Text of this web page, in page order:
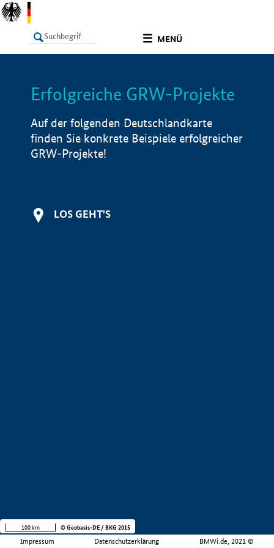
MENÜ
LISTE Info
Erfolgreiche GRW-Projekte
Auf der folgenden Deutschlandkarte
finden Sie konkrete Beispiele erfolgreicher
GRW-Projekte!
LOS GEHT'S
Impressum Datenschutzerklärung BMWi.de, 2021 ©
100 km © Geobasis-DE / BKG 2015